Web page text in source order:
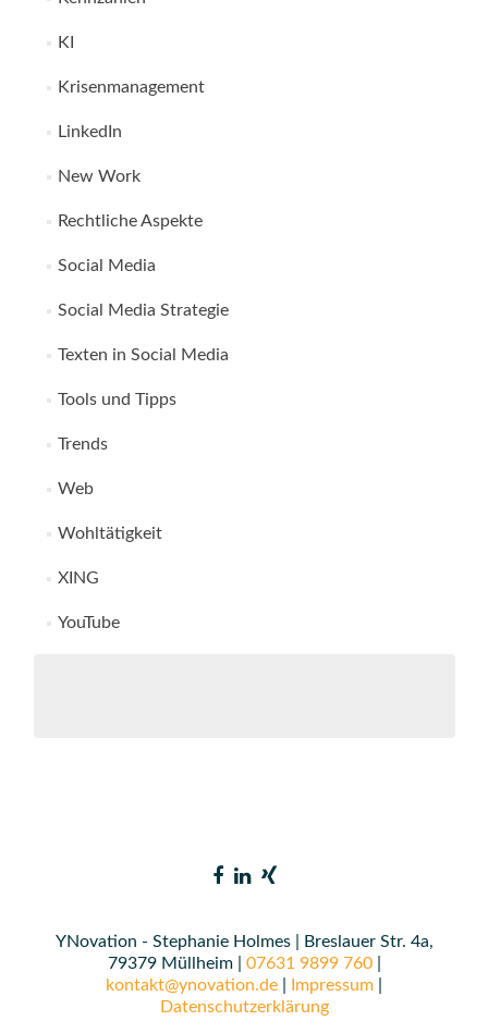
KI
Krisenmanagement
LinkedIn
New Work
Rechtliche Aspekte
Social Media
Social Media Strategie
Texten in Social Media
Tools und Tipps
Trends
Web
Wohltätigkeit
XING
YouTube
YNovation - Stephanie Holmes | Breslauer Str. 4a,
79379 Müllheim | 07631 9899 760|
kontakt@ynovation.de
Impressum
Datenschutzerklärung